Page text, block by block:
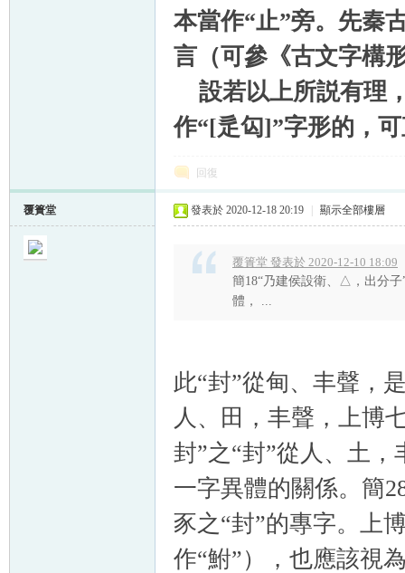
本當作“止”旁。先秦
言（可參《古文字構
設若以上所説有理
作“[辵匃]”字形的，
回復
覆簣堂 發表於 2020-12-18 20:19 顯示全部樓層
覆簣堂 發表於 2020-12-10 18:09
簡18“乃建侯設衛、△，出分
體， ...
此“封”從甸、丰聲，
人、田，丰聲，上博
封”之“封”從人、土
一字異體的關係。簡
豕之“封”的專字。上
作“鮒”），也應該視